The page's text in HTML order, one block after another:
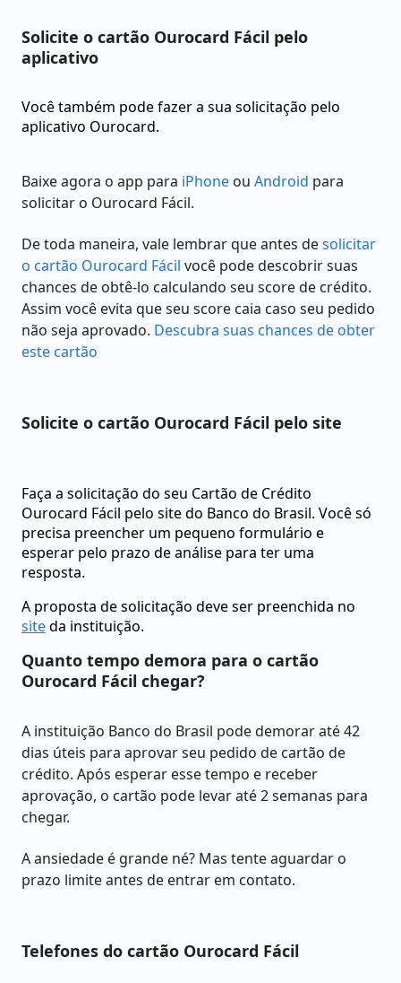
Solicite o cartão Ourocard Fácil pelo
aplicativo
Você também pode fazer a sua solicitação pelo
aplicativo Ourocard.
Baixe agora o app para iPhone ou Android para
solicitar o Ourocard Fácil.
De toda maneira, vale lembrar que antes desolicitar
o cartão Ourocard Fácil você pode descobrir suas
chances de obtê-lo calculando seu score de crédito.
Assim você evita que seu score caia caso seu pedido
não seja aprovado. Descubra suas chances de obter
este cartão
Solicite o cartão Ourocard Fácil pelo site
Faça a solicitação do seu Cartão de Crédito
Ourocard Fácil pelo site do Banco do Brasil. Você só
precisa preencher um pequeno formulário e
esperar pelo prazo de análise para ter uma
resposta.
A proposta de solicitação deve ser preenchida no
siteda instituição.
Quanto tempo demora para o cartão
Ourocard Fácil chegar?
A instituição Banco do Brasil pode demorar até 42
dias úteis para aprovar seu pedido de cartão de
crédito. Após esperar esse tempo e receber
aprovação, o cartão pode levar até 2 semanas para
chegar.
A ansiedade é grande né? Mas tente aguardar o
prazo limite antes de entrar em contato.
Telefones do cartão Ourocard Fácil